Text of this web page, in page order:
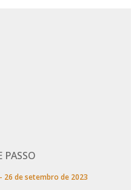
PASSO
26 de setembro de 2023